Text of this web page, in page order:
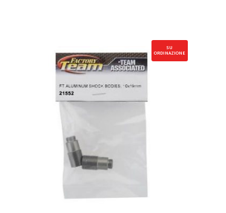
SU
ORDINAZIONE